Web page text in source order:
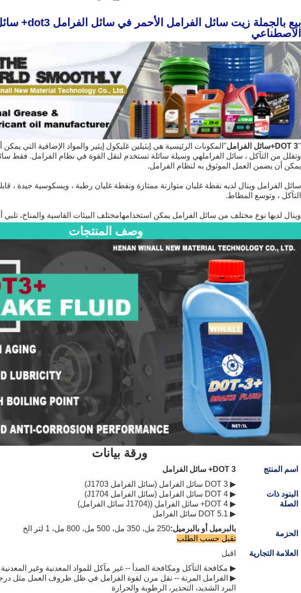
الاصطناعي
"
DOT 3+ سائل الفرامل"
وتقلل من التآكل ، سائل الفرامل
يمكن أن يضمن العمل الموثوق به لنظام الفرامل.
التآكل ، وتوسع المطاط.
وينال لديها نوع مختلف من سائل الفرامل يمكن استخدامهامختلف البيئات القاسية والمناخ،
وصف المنتجات
ورقة بيانات
اسم المنتج DOT 3+ سائل الفرامل
البنود ذات
الصلة
▶ DOT 3 سائل الفرامل (سائل الفرامل J1703)
▶ DOT 4 سائل الفرامل (سائل الفرامل J1704)
▶ DOT 4+ سائل الفرامل ((J1704 سائل الفرامل)
▶ DOT 5.1 سائل الفرامل
الحزمة
بالبرميل أو بالبرميل:250 مل، 350 مل، 500 مل، 800 مل، 1 لتر الخ
تقبل حسب الطلب
العلامة التجارية
اقبل
▶ مكافحة التآكل ومكافحة الصدأ -- غير مآكل للمواد المعدنية وغير
▶ الفرامل المرنة -- نقل مرن لقوة الفرامل في ظل ظروف العمل مثل
البرد الشديد، التحذير، الرطوبة والحرارة